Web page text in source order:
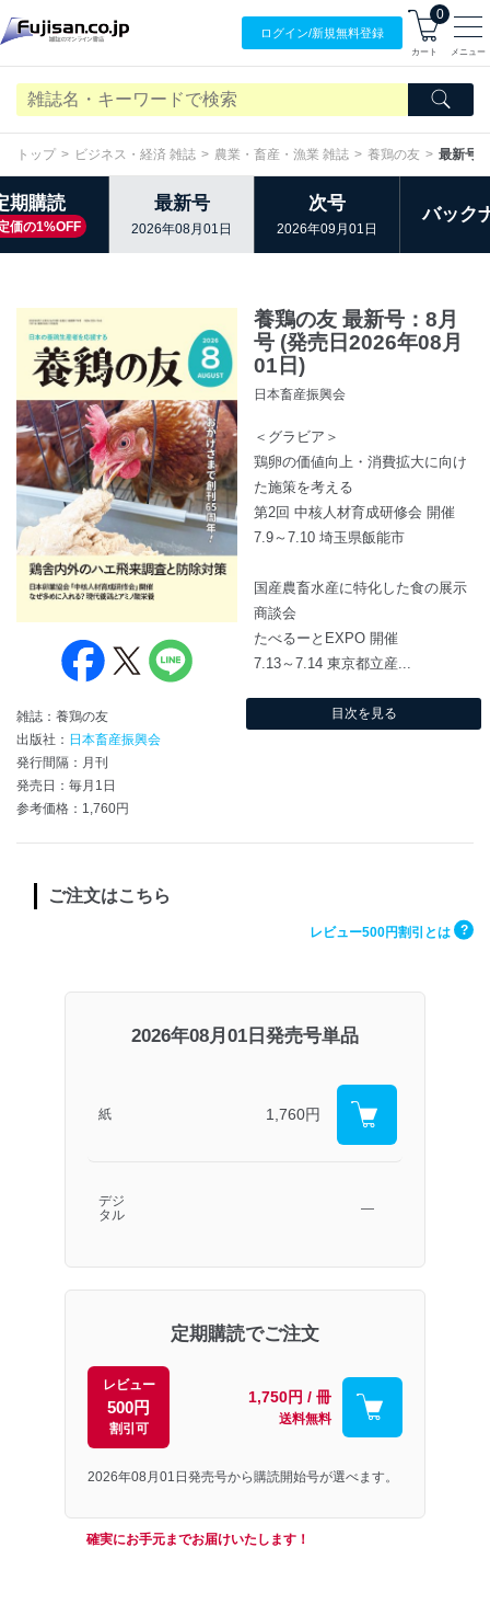
ログイン/新規無料登録
0
カート メニュー
トップ ビジネス・経済 雑誌 農業・畜産・漁業 雑誌 養鶏の友 最新号
期購読
価の1%OFF
最新号
2026年08月01日
次号
2026年09月01日
バック
雑誌：養鶏の友
出版社： 日本畜産振興会
発行間隔：月刊
発売日：毎月1日
参考価格：1,760円
養鶏の友 最新号：8月
号 (発売日2026年08月
01日)
日本畜産振興会
＜グラビア＞
鶏卵の価値向上・消費拡大に向け
た施策を考える
第2回 中核人材育成研修会 開催
7.9～7.10 埼玉県飯能市
国産農畜水産に特化した食の展示
商談会
たべるーとEXPO 開催
7.13～7.14 東京都立産...
目次を見る
ご注文はこちら
レビュー500円割引とは ?
2026年08月01日発売号単品
紙 1,760円
デジ
タル
―
定期購読でご注文
レビュー
500円
割引可
1,750円 / 冊
送料無料
2026年08月01日発売号から購読開始号が選べます。
確実にお手元までお届けいたします！